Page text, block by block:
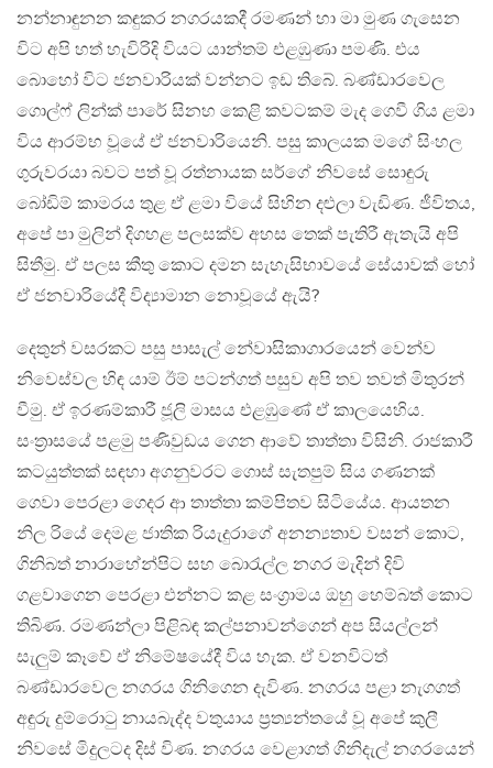
නන්නාඳුනන කඳුකර නගරයකදී රමණන් හා මා මුණ ගැසෙන
විට අපි හත් හැවිරිදි වියට යාන්තම් එළඹුණා පමණි. එය
බොහෝ විට ජනවාරියක් වන්නට ඉඩ තිබේ. බණ්ඩාරවෙල
ගොල්ෆ් ලින්ක් පාරේ සිනහ කෙළි කවටකම් මැද ගෙවී ගිය ළමා
විය ආරම්භ වූයේ ඒ ජනවාරියෙනි. පසු කාලයක මගේ සිංහල
ගුරුවරයා බවට පත් වූ රත්නායක සර්ගේ නිවසේ සොඳුරු
බෝඩිම් කාමරය තුළ ඒ ළමා වියේ සිහින දළුලා වැඩිණ. ජීවිතය,
අපේ පා මුලින් දිගහළ පලසක්ව අහස තෙක් පැතිරී ඇතැයි අපි
සිතීමු. ඒ පලස කීතු කොට දමන සැහැසිභාවයේ සේයාවක් හෝ
ඒ ජනවාරියේදී විද්‍යාමාන නොවූයේ ඇයි?
දෙතුන් වසරකට පසු පාසැල් නේවාසිකාගාරයෙන් වෙන්ව
නිවෙස්වල හිඳ යාම් ඊම් පටන්ගත් පසුව අපි තව තවත් මිතුරන්
වීමු. ඒ ඉරණම්කාරී ජූලි මාසය එළඹුණේ ඒ කාලයෙහිය.
සංත්‍රාසයේ පළමු පණිවුඩය ගෙන ආවේ තාත්තා විසිනි. රාජකාරී
කටයුත්තක් සඳහා අගනුවරට ගොස් සැතපුම් සිය ගණනක්
ගෙවා පෙරළා ගෙදර ආ තාත්තා කම්පිතව සිටියේය. ආයතන
නිල රියේ දෙමළ ජාතික රියැදුරාගේ අනන්‍යතාව වසන් කොට,
ගිනිබත් නාරාහේන්පිට සහ බොරැල්ල නගර මැදින් දිවි
ගළවාගෙන පෙරළා එන්නට කළ සංග්‍රාමය ඔහු හෙම්බත් කොට
තිබිණ. රමණන්ලා පිළිබඳ කල්පනාවන්ගෙන් අප සියල්ලන්
සැලුම් කෑවේ ඒ නිමේෂයේදී විය හැක. ඒ වනවිටත්
බණ්ඩාරවෙල නගරය ගිනිගෙන දැවිණ. නගරය පළා නැගගත්
අඳුරු දුම්රොටු නායබැද්ද වතුයාය ප්‍රත්‍යන්තයේ වූ අපේ කුලී
නිවසේ මිදුලටද දිස් විණ. නගරය වෙළාගත් ගිනිදැල් නගරයෙන්